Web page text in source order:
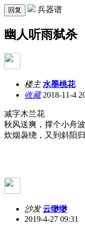
回复 兵器谱
幽人听雨弑杀
楼主 水墨桃花
收藏2018-11-4
减字木兰花
秋风送爽，撑个小舟
炊烟袅绕，又到斜阳
沙发 云缈缈
2019-4-27 09:31